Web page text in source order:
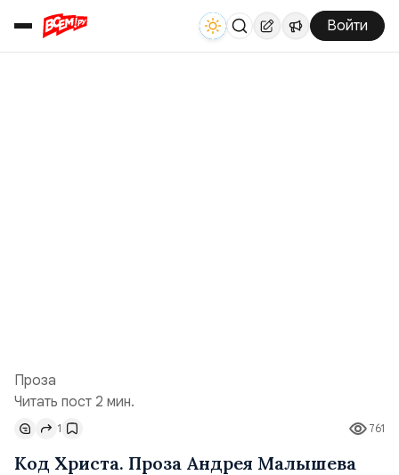
Войти
Проза
Читать пост 2 мин.
761
1
Код Христа. Проза Андрея Малышева